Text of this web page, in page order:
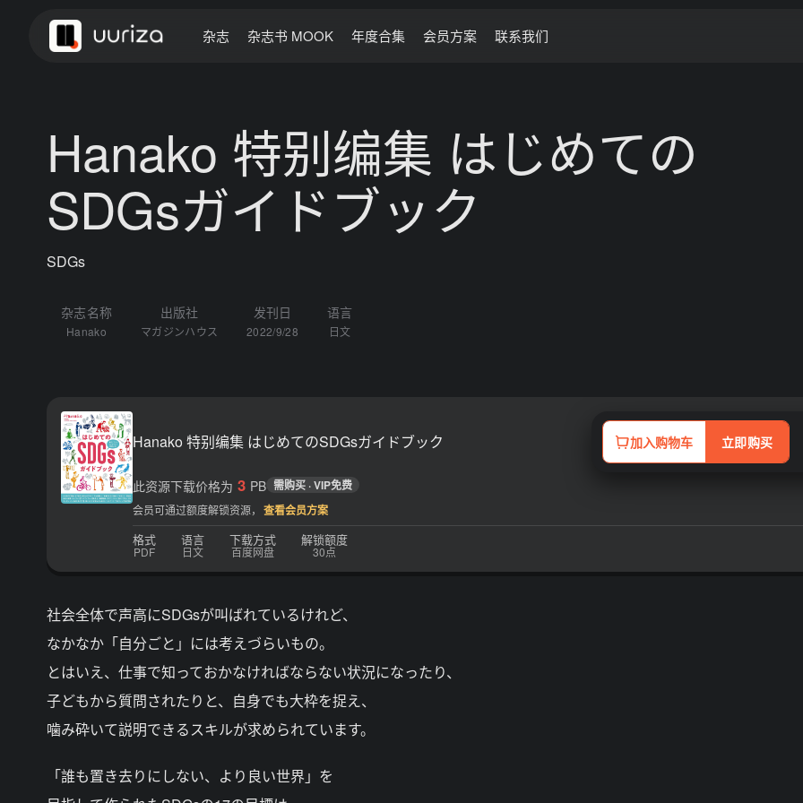
杂志 杂志书 MOOK 年度合集 会员方案 联系我们
Hanako 特别编集 はじめての
SDGsガイドブック
SDGs
杂志名称
Hanako
出版社
マガジンハウス
发刊日
2022/9/28
语言
日文
Hanako 特别编集 はじめてのSDGsガイドブック 加入购物车 立即购买
此资源下载价格为 3 PB 需购买 · VIP免费
会员可通过额度解锁资源， 查看会员方案
格式
PDF
语言
日文
下载方式
百度网盘
解锁额度
30点
社会全体で声高にSDGsが叫ばれているけれど、
なかなか「自分ごと」には考えづらいもの。
とはいえ、仕事で知っておかなければならない状況になったり、
子どもから質問されたりと、自身でも大枠を捉え、
噛み砕いて説明できるスキルが求められています。
「誰も置き去りにしない、より良い世界」を